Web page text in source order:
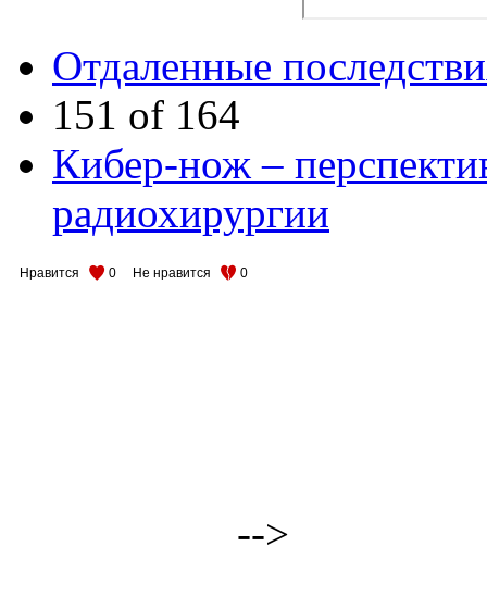
Отдаленные
151 of 164
Кибер-нож –
радиохирургии
Нравится 0 Не нравится 0
-->